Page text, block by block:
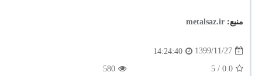
منبع: metalsaz.ir
1399/11/27
14:24:40
0.0
/ 5
580